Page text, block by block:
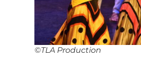
©TLA Production